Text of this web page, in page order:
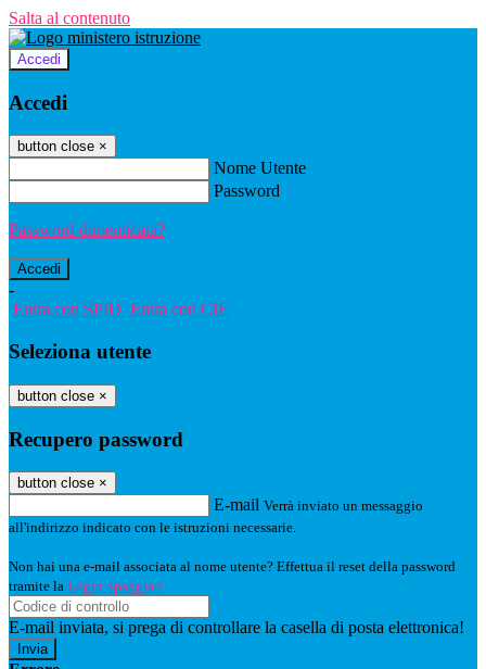
Salta al contenuto
Accedi
Accedi
button close ×
Nome Utente
Password
Password dimenticata?
-
Entra con SPID Entra con CIE
Seleziona utente
button close ×
Recupero password
button close ×
E-mail Verrà inviato un messaggio
all'indirizzo indicato con le istruzioni necessarie.
Non hai una e-mail associata al nome utente? Effettua il reset della password
tramite la Login Spaggiari
E-mail inviata, si prega di controllare la casella di posta elettronica!